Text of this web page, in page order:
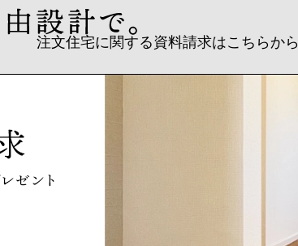
注文住宅に関する資料請求はこちらから